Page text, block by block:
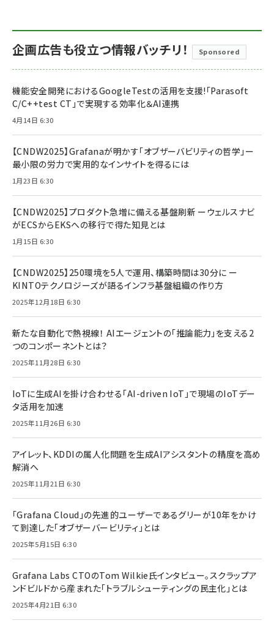
企画広告も役立つ情報バッチリ！ Sponsored
機能安全開発におけるGoogleTestの活用を支援!「Parasoft
C/C++test CT」で実現する効率化＆AI連携
4月14日 6:30
【CNDW2025】Grafanaが明かす「オブザーバビリティの哲学」ー
最小限の労力で実用的なインサイトを得るには
1月23日 6:30
【CNDW2025】プロダクト急増に備える基盤刷新 ーウェルスナビ
がECSからEKSへの移行で得た知見とは
1月15日 6:30
【CNDW2025】250環境を5人で運用、構築時間は30分に ー
KINTOテクノロジーズが語るインフラ基盤組織の作り方
2025年12月18日 6:30
新たな自動化で熱視線！ AIエージェントの「推論能力」を支える2
つのコンポーネントとは？
2025年11月28日 6:30
IoTに生成AIを掛け合わせる「AI-driven IoT」で現場のIoTデー
タ活用を加速
2025年11月26日 6:30
アイレット、KDDIの属人化問題を生成AIアシスタントの精度を高め
解消へ
2025年11月21日 6:30
「Grafana Cloud」の先進的ユーザーであるグリーが10年をかけ
て到達した「オブザーバービリティ」とは
2025年5月15日 6:30
Grafana Labs CTOのTom Wilkie氏インタビュー。スクラップア
ンドビルドから産まれた「トラブルシューティングの民主化」とは
2025年4月21日 6:30